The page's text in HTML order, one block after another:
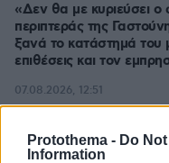
Protothema - Do
Information
«Δεν θα με κυριεύσει
περιπτεράς της
ξανά το κατάστημά του
επιθέσεις και τον
07.08.2026, 12:51